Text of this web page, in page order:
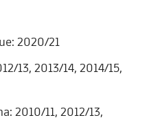
2020/21
13, 2013/14, 2014/15,
2010/11, 2012/13,